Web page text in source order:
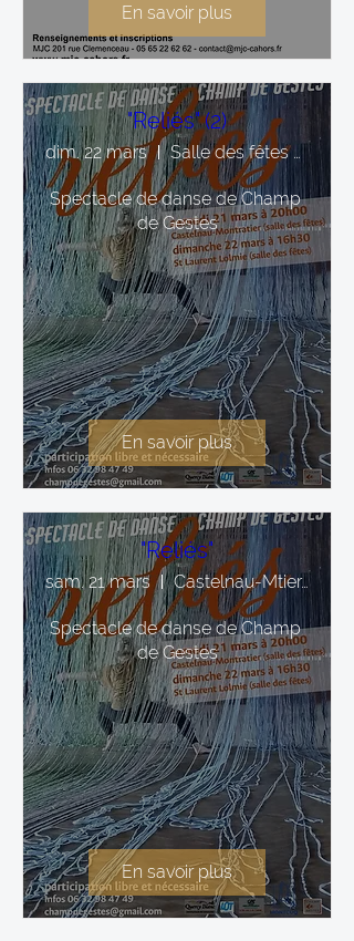
En savoir plus
"Reliés" (2)
dim. 22 mars Salle des fêtes St Laurent lolmie
Spectacle de danse de Champ
de Gestes
En savoir plus
"Reliés"
sam. 21 mars Castelnau-Mtier, Salle des fêtes
Spectacle de danse de Champ
de Gestes
En savoir plus